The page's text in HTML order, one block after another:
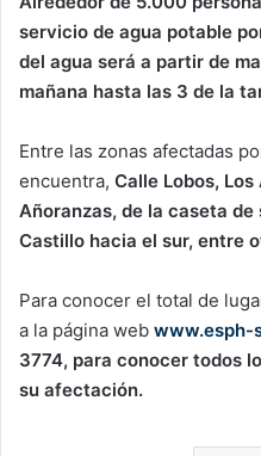
servicio de agua potable
del agua será a partir de
mañana hasta las 3 de la
Entre las zonas afectadas
encuentra, Calle Lobos,
Añoranzas, de la caseta
Castillo hacia el sur, entre
Para conocer el total de
a la página web www.esph-
3774, para conocer todos
su afectación.